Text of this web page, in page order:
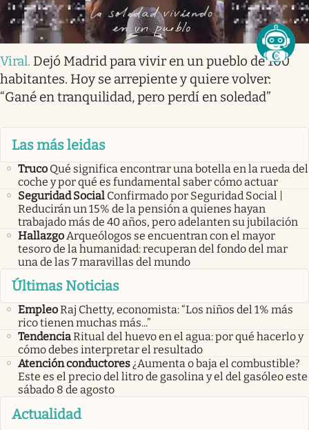
Viral. Dejó Madrid para vivir en un pueblo de 100
habitantes. Hoy se arrepiente y quiere volver:
“Gané en tranquilidad, pero perdí en soledad”
Las más leidas
Truco Qué significa encontrar una botella en la rueda del
coche y por qué es fundamental saber cómo actuar
Seguridad Social Confirmado por Seguridad Social |
Reducirán un 15% de la pensión a quienes hayan
trabajado más de 40 años, pero adelanten su jubilación
HallazgoArqueólogos se encuentran con el mayor
tesoro de la humanidad: recuperan del fondo del mar
una de las 7 maravillas del mundo
Últimas Noticias
EmpleoRaj Chetty, economista: “Los niños del 1% más
rico tienen muchas más...”
TendenciaRitual del huevo en el agua: por qué hacerlo y
cómo debes interpretar el resultado
Atención conductores¿Aumenta o baja el combustible?
Este es el precio del litro de gasolina y el del gasóleo este
sábado 8 de agosto
Actualidad